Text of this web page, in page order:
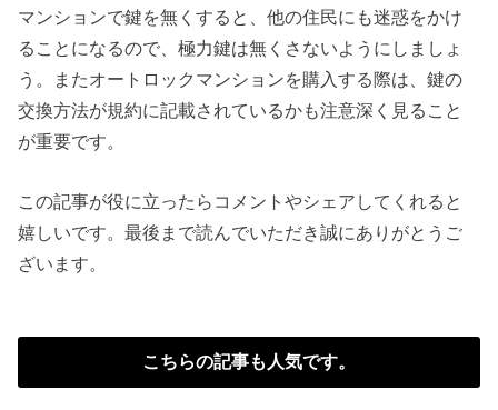
マンションで鍵を無くすると、他の住民にも迷惑をかけ
ることになるので、極力鍵は無くさないようにしましょ
う。またオートロックマンションを購入する際は、鍵の
交換方法が規約に記載されているかも注意深く見ること
が重要です。
この記事が役に立ったらコメントやシェアしてくれると
嬉しいです。最後まで読んでいただき誠にありがとうご
ざいます。
こちらの記事も人気です。